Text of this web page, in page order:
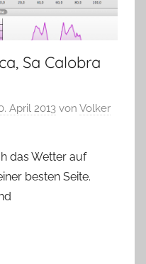
Sa Calobra
April 2013 von Volker
das Wetter auf
besten Seite.